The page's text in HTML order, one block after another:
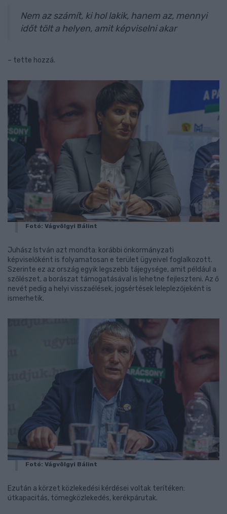
Nem az számít, ki hol lakik, hanem az, mennyi
időt tölt a helyen, amit képviselni akar
– tette hozzá.
Fotó: Vágvölgyi Bálint
Juhász István azt mondta: korábbi önkormányzati
képviselőként is folyamatosan e terület ügyeivel foglalkozott.
Szerinte ez az ország egyik legszebb tájegysége, amit például a
szőlészet, a borászat támogatásával is lehetne fejleszteni. Az ő
nevét pedig a helyi visszaélések, jogsértések leleplezőjeként is
ismerhetik.
Fotó: Vágvölgyi Bálint
Ezután a körzet közlekedési kérdései voltak terítéken:
útkapacitás, tömegközlekedés, kerékpárutak.